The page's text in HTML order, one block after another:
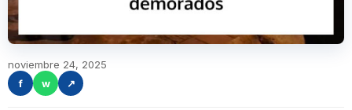
noviembre 24, 2025
f
w ↗